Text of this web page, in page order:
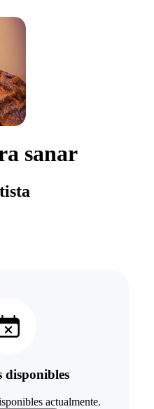
sanar
disponibles
actualmente.